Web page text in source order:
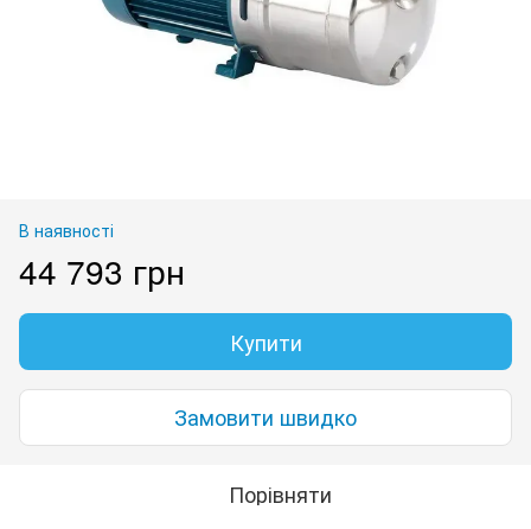
В наявності
44 793 грн
Купити
Замовити швидко
Порівняти